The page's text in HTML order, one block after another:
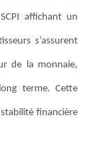
affichant un
s’assurent
de la monnaie,
terme. Cette
financière